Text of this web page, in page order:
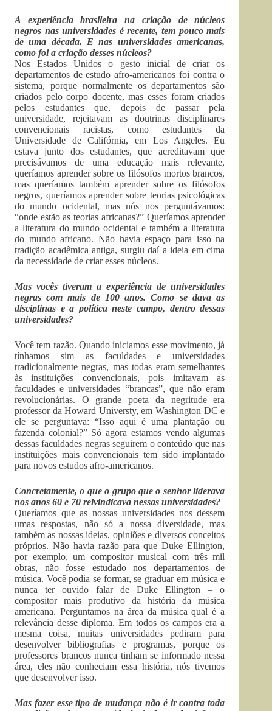
A experiência brasileira na criação de núcleos
negros nas universidades é recente, tem pouco mais
de uma década. E nas universidades americanas,
como foi a criação desses núcleos?
Nos Estados Unidos o gesto inicial de criar os
departamentos de estudo afro-americanos foi contra o
sistema, porque normalmente os departamentos são
criados pelo corpo docente, mas esses foram criados
pelos estudantes que, depois de passar pela
universidade, rejeitavam as doutrinas disciplinares
convencionais racistas, como estudantes da
Universidade de Califórnia, em Los Angeles. Eu
estava junto dos estudantes, que acreditavam que
precisávamos de uma educação mais relevante,
queríamos aprender sobre os filósofos mortos brancos,
mas queríamos também aprender sobre os filósofos
negros, queríamos aprender sobre teorias psicológicas
do mundo ocidental, mas nós nos perguntávamos:
“onde estão as teorias africanas?” Queríamos aprender
a literatura do mundo ocidental e também a literatura
do mundo africano. Não havia espaço para isso na
tradição acadêmica antiga, surgiu daí a ideia em cima
da necessidade de criar esses núcleos.
Mas vocês tiveram a experiência de universidades
negras com mais de 100 anos. Como se dava as
disciplinas e a política neste campo, dentro dessas
universidades?
Você tem razão. Quando iniciamos esse movimento, já
tínhamos sim as faculdades e universidades
tradicionalmente negras, mas todas eram semelhantes
às instituições convencionais, pois imitavam as
faculdades e universidades “brancas”, que não eram
revolucionárias. O grande poeta da negritude era
professor da Howard Universty, em Washington DC e
ele se perguntava: “Isso aqui é uma plantação ou
fazenda colonial?” Só agora estamos vendo algumas
dessas faculdades negras seguirem o conteúdo que nas
instituições mais convencionais tem sido implantado
para novos estudos afro-americanos.
Concretamente, o que o grupo que o senhor liderava
nos anos 60 e 70 reivindicava nessas universidades?
Queríamos que as nossas universidades nos dessem
umas respostas, não só a nossa diversidade, mas
também as nossas ideias, opiniões e diversos conceitos
próprios. Não havia razão para que Duke Ellington,
por exemplo, um compositor musical com três mil
obras, não fosse estudado nos departamentos de
música. Você podia se formar, se graduar em música e
nunca ter ouvido falar de Duke Ellington – o
compositor mais produtivo da história da música
americana. Perguntamos na área da música qual é a
relevância desse diploma. Em todos os campos era a
mesma coisa, muitas universidades pediram para
desenvolver bibliografias e programas, porque os
professores brancos nunca tinham se informado nessa
área, eles não conheciam essa história, nós tivemos
que desenvolver isso.
Mas fazer esse tipo de mudança não é ir contra toda